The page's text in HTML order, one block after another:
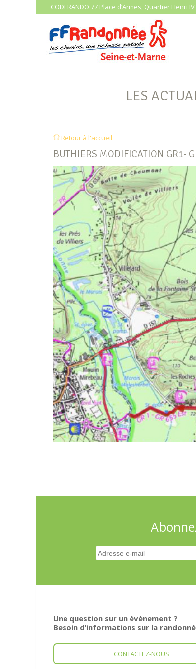
CODERANDO 77 Place d’Armes, Quartier Henri IV
LES
Retour à l'accueil
BUTHIERS MODIFICATION GR1-
Une question sur un évènement ?
Besoin d’informations sur la
CONTACTEZ-NOUS